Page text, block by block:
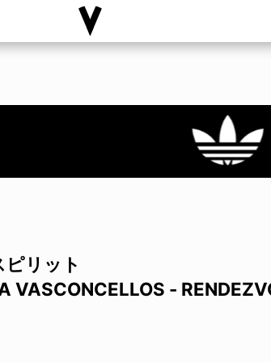
ピリット
VASCONCELLOS -